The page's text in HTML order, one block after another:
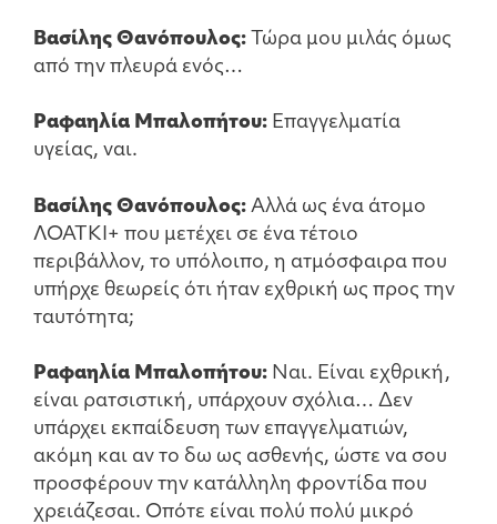
Βασίλης Θανόπουλος: Τώρα μου μιλάς όμως
από την πλευρά ενός…
Ραφαηλία Μπαλοπήτου: Επαγγελματία
υγείας, ναι.
Βασίλης Θανόπουλος: Αλλά ως ένα άτομο
ΛΟΑΤΚΙ+ που μετέχει σε ένα τέτοιο
περιβάλλον, το υπόλοιπο, η ατμόσφαιρα που
υπήρχε θεωρείς ότι ήταν εχθρική ως προς την
ταυτότητα;
Ραφαηλία Μπαλοπήτου: Ναι. Είναι εχθρική,
είναι ρατσιστική, υπάρχουν σχόλια… Δεν
υπάρχει εκπαίδευση των επαγγελματιών,
ακόμη και αν το δω ως ασθενής, ώστε να σου
προσφέρουν την κατάλληλη φροντίδα που
χρειάζεσαι. Οπότε είναι πολύ πολύ μικρό